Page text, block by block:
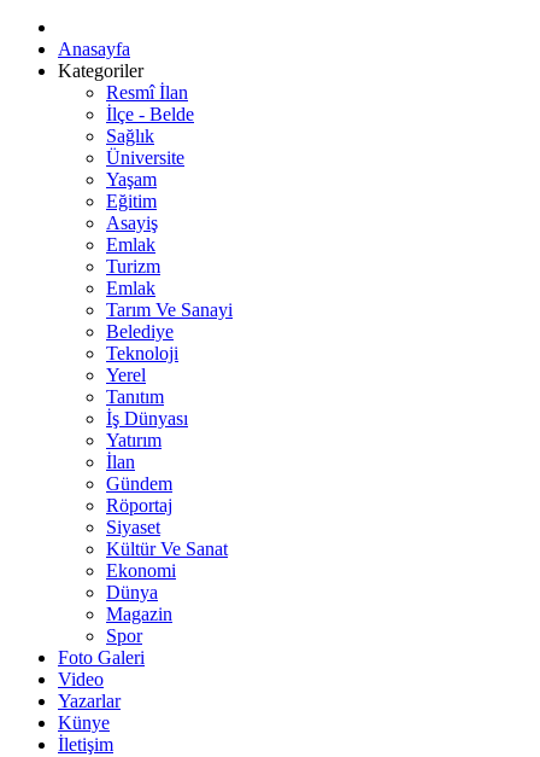
Anasayfa
Kategoriler
Resmî İlan
İlçe - Belde
Sağlık
Üniversite
Yaşam
Eğitim
Asayiş
Emlak
Turizm
Emlak
Tarım Ve Sanayi
Belediye
Teknoloji
Yerel
Tanıtım
İş Dünyası
Yatırım
İlan
Gündem
Röportaj
Siyaset
Kültür Ve Sanat
Ekonomi
Dünya
Magazin
Spor
Foto Galeri
Video
Yazarlar
Künye
İletişim